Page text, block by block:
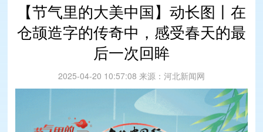
【节气里的大美中国】动长图丨在
仓颉造字的传奇中，感受春天的最
后一次回眸
2025-04-20 10:57:08 来源： 河北新闻网